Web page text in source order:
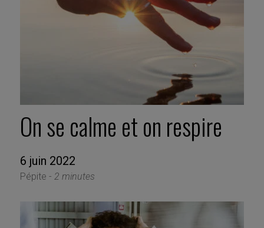
On se calme et on respire
6 juin 2022
Pépite - 2 minutes